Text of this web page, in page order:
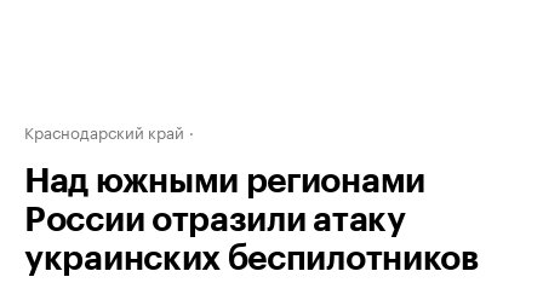
Краснодарский край
Над южными регионами
России отразили атаку
украинских беспилотников